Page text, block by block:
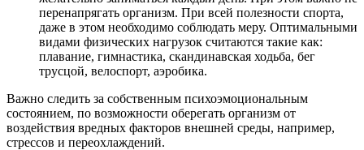
перенапрягать организм. При всей полезности спорта,
даже в этом необходимо соблюдать меру. Оптимальными
видами физических нагрузок считаются такие как:
плавание, гимнастика, скандинавская ходьба, бег
трусцой, велоспорт, аэробика.
Важно следить за собственным психоэмоциональным
состоянием, по возможности оберегать организм от
воздействия вредных факторов внешней среды, например,
стрессов и переохлаждений.